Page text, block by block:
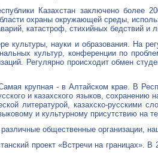
Казахстан заключено более
охраны окружающей среды,
катастроф, стихийных бедствий и
культуры, науки и образования. На
культур, конференции по
Регулярно происходит обмен
крупная - в Алтайском крае. В
и казахского языков,
литературой, казахско-русскими
и культурному присутствию на
общественные организации,
проект «Встречи на